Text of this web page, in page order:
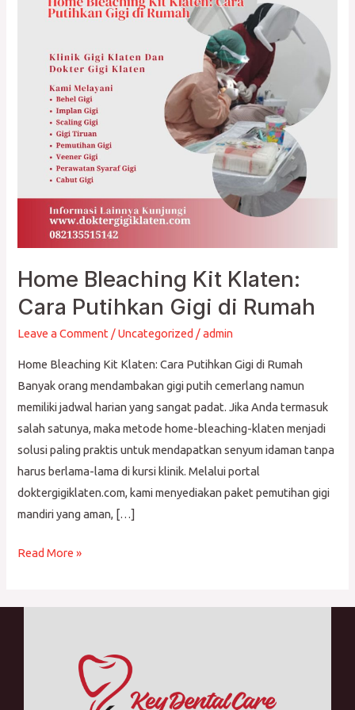
Home Bleaching Kit Klaten:
Cara Putihkan Gigi di Rumah
Leave a Comment /Uncategorized /admin
Home Bleaching Kit Klaten: Cara Putihkan Gigi di Rumah
Banyak orang mendambakan gigi putih cemerlang namun
memiliki jadwal harian yang sangat padat. Jika Anda termasuk
salah satunya, maka metode home-bleaching-klaten menjadi
solusi paling praktis untuk mendapatkan senyum idaman tanpa
harus berlama-lama di kursi klinik. Melalui portal
doktergigiklaten.com, kami menyediakan paket pemutihan gigi
mandiri yang aman, […]
Klaten:
Rumah
Read More »